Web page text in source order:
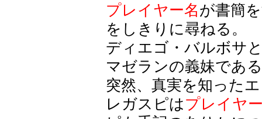
プレイヤー名が書簡
をしきりに尋ねる。
ディエゴ・バルボサ
マゼランの義妹であ
突然、真実を知った
レガスピはプレイヤ